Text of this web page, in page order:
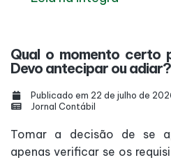
Qual o momento certo
Devo antecipar ou adiar?
Publicado em 22 de julho de
Jornal Contábil
Tomar a decisão de se
apenas verificar se os